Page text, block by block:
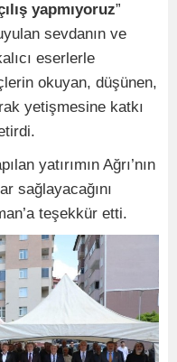
yapmıyoruz”
sevdanın ve
eserlerle
okuyan, düşünen,
yetişmesine katkı
yatırımın Ağrı’nın
sağlayacağını
teşekkür etti.